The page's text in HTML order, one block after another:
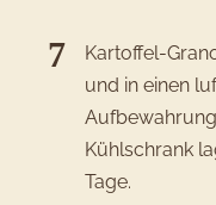
Kartoffel-
und in einen
Kühlschrank
Tage.